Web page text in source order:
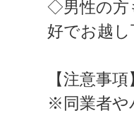
◇男性の方
好でお越
【注意事項
※同業者や